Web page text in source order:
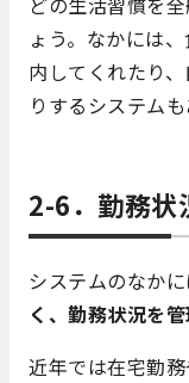
ょう。なかには
内してくれたり
りするシステムも
2-6．勤務状
システムのなかに
く、勤務状況を
近年では在宅勤